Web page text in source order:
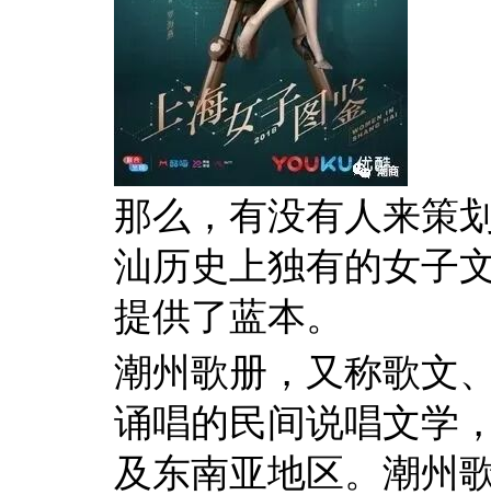
那么，有没有人来策
汕历史上独有的女子
提供了蓝本。
潮州歌册，又称歌文
诵唱的民间说唱文学
及东南亚地区。潮州